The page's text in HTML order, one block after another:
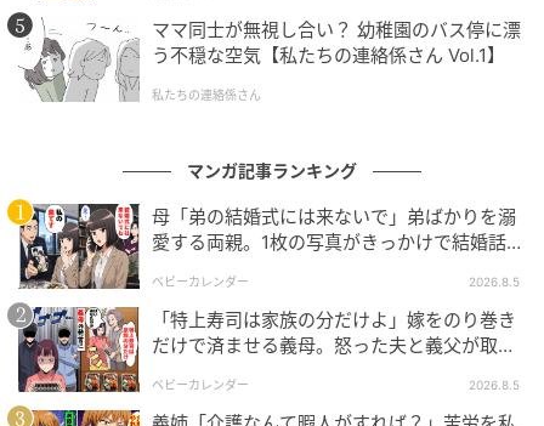
SNSでの成功や収入の変化によって、価値観や人との
向き合い方が大きく変わってしまうこともありますよ
ね。そんなときこそ、隣で支えてくれる人を忘れずに
や見栄で後悔することのないよう、誠実な選択を重ね
ていきたいですね。
【取材時期：2026年4月】
※本記事は、ベビーカレンダーに寄せられた体験談を
もとに作成しています。取材対象者の個人が特定され
ないよう固有名詞などに変更を加えながら構成してい
ます。
ママ同士が無視し合い？ 幼稚園のバス停に漂
う不穏な空気【私たちの連絡係さん Vol.1】
私たちの連絡係さん
マンガ記事ランキング
母「弟の結婚式には来ないで」弟ばかりを溺
愛する両親。1枚の写真がきっかけで結婚話が
ベビーカレンダー 2026.8.5
「特上寿司は家族の分だけよ」嫁をのり巻き
だけで済ませる義母。怒った夫と義父が取っ
ベビーカレンダー 2026.8.5